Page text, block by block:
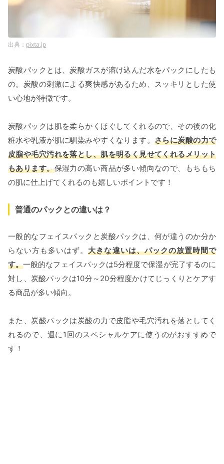
pixta.jp
炭酸パックとは、炭酸ガスが溶け込んだ水をパックにしたも
の。炭酸の刺激による爽快感があるため、スッキリとした使
い心地が特徴です。
炭酸パックは肌を柔らかくほぐしてくれるので、その後の化
粧水や乳液が肌に馴染みやすくなります。さらに炭酸の力で
皮脂や毛穴汚れを落とし、肌を明るく見せてくれるメリット
もあります。保湿力の高い商品が多い傾向なので、もちもち
の肌に仕上げてくれるのも嬉しいポイントです！
普通のパックとの違いは？
一般的なフェイスパックと炭酸パックは、何が違うのか分か
らない方も多いはず。大きな違いは、パックの放置時間で
す。一般的なフェイスパックは5分程度で保湿が完了するのに
対し、炭酸パックは10分～20分程度かけてじっくりとケアす
る商品が多い傾向。
また、炭酸パックは炭酸の力で皮脂や毛穴汚れを落としてく
れるので、週に1回のスペシャルケアに使うのがおすすめで
す！